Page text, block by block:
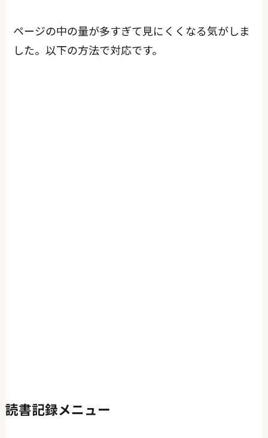
ページの中の量が多すぎて見にくくなる気がしま
した。以下の方法で対応です。
読書記録メニュー